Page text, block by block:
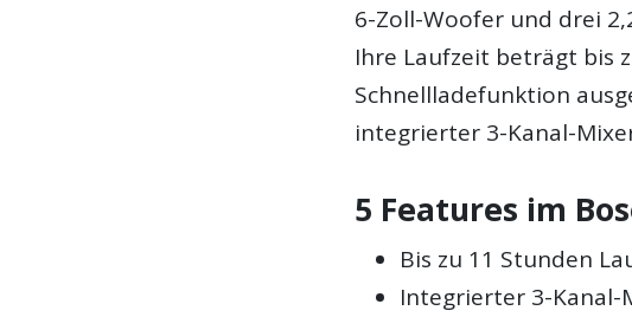
6-Zoll-Woofer und drei
Ihre Laufzeit beträgt bis
Schnellladefunktion
integrierter 3-Kanal-
5 Features im
Bis zu 11 Stunden
Integrierter 3-Kanal-